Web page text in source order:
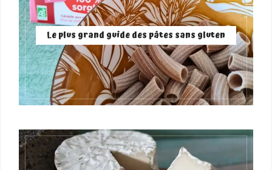
Le plus grand guide des pâtes sans gluten